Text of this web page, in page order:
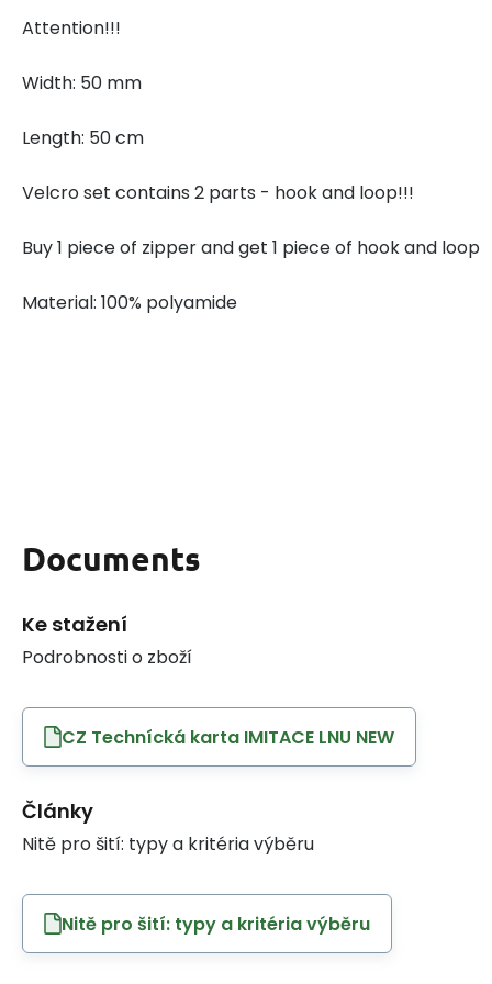
Attention!!!
Width: 50 mm
Length: 50 cm
Velcro set contains 2 parts - hook and loop!!!
Buy 1 piece of zipper and get 1 piece of hook and loop
Material: 100% polyamide
Documents
Ke stažení
Podrobnosti o zboží
CZ Technícká karta IMITACE LNU NEW
Články
Nitě pro šití: typy a kritéria výběru
Nitě pro šití: typy a kritéria výběru